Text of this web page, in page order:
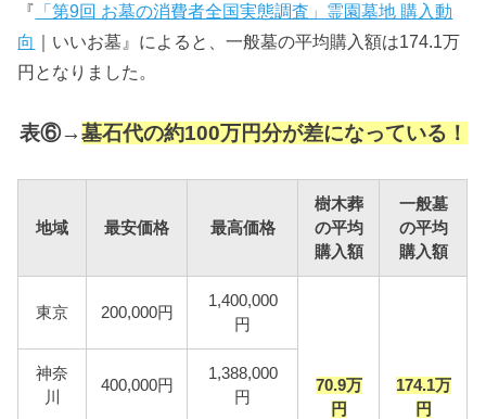
『 「第9回 お墓の消費者全国実態調査」霊園墓地 購入動
向 ｜いいお墓』によると、一般墓の平均購入額は174.1万
円となりました。
表⑥→墓石代の約100万円分が差になっている！
地域 最安価格 最高価格
樹木葬
の平均
購入額
一般墓
の平均
購入額
東京 200,000円
1,400,000
円
70.9万
円
174.1万
円
神奈
川
400,000円
1,388,000
円